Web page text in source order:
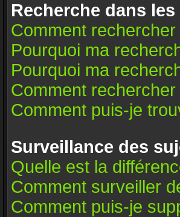
Recherche dans
Comment
Pourquoi ma
Pourquoi ma
Comment
Comment puis-je
Surveillance des
Quelle est la
Comment surveiller
Comment puis-je